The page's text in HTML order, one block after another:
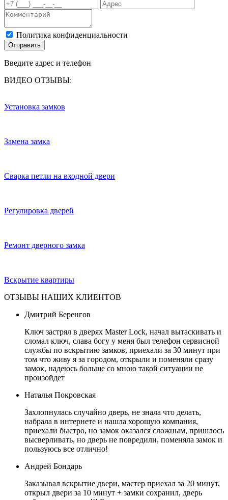
Политика конфиденциальности
Отправить
Введите адрес и телефон
ВИДЕО ОТЗЫВЫ:
Установка замков
Замена замка
Сварка петли на входной двери
Регулировка дверей
Ремонт дверного замка
Вскрытие квартиры
ОТЗЫВЫ НАШИХ КЛИЕНТОВ
Дмитрий Беренгов
Ключ застрял в дверях Master Lock, начал вытаскивать и
сломал ключ, слава богу у меня был телефон сервисной
службы по вскрытию замков, приехали за 30 минут при
том что живу я за городом, открыли и поменяли сразу
замок, надеюсь больше со мною такой ситуации не
произойдет
Наталья Покровская
Захлопнулась случайно дверь, не знала что делать,
набрала в интернете и нашла хорошую компания,
приехали быстро, но замок оказался сложным, пришлось
высверливать, но дверь не повредили, поменяла замок и
пользуюсь все отлично!
Андрей Бондарь
Заказывал вскрытие двери, мастер приехал за 20 минут,
открыл двери за 10 минут + замки сохранил, дверь